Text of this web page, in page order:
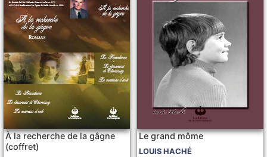
À la recherche de la gâgne
(coffret)
Le grand môme
LOUIS HACHÉ